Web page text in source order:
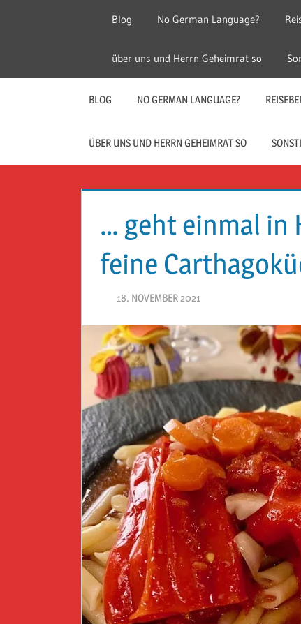
Reise
Guckloch
–
Geheimrat
auf
Reisen
Geheimrat
auf
Reisen
Blog No German Language?
über uns und Herrn Geheimrat so
BLOG NO GERMAN LANGUAGE?
ÜBER UNS UND HERRN GEHEIMRAT SO
… geht einmal in
feine
18. NOVEMBER 2021